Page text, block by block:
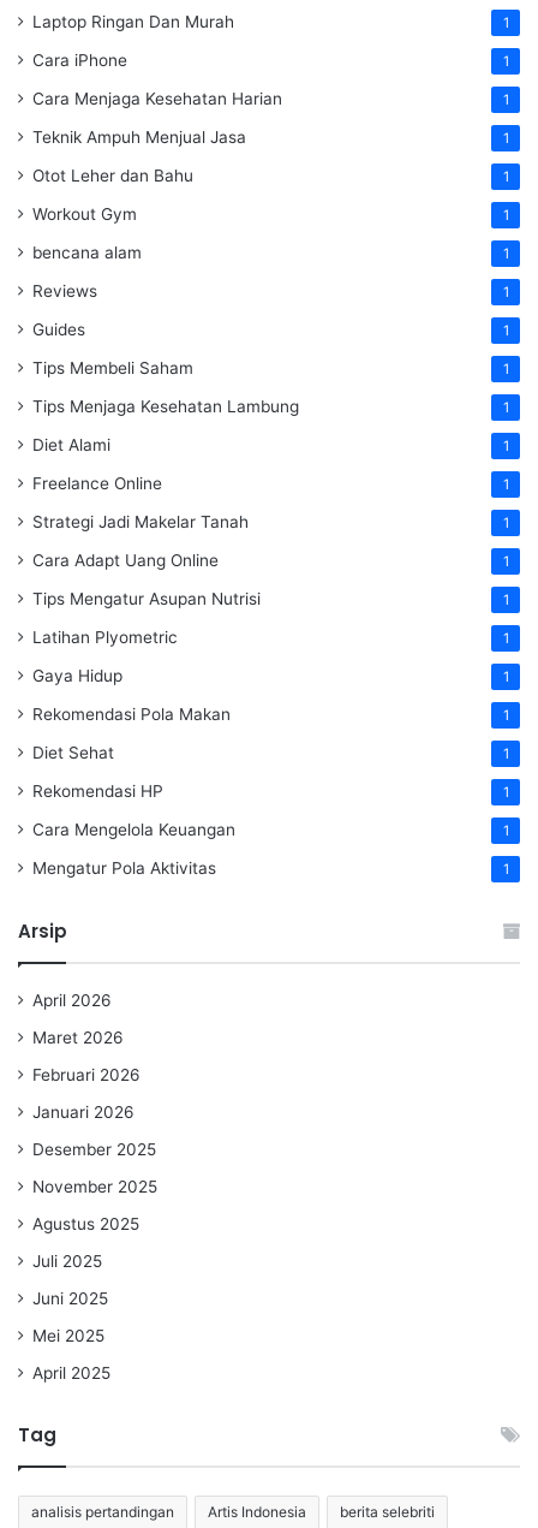
Laptop Ringan Dan Murah 1
Cara iPhone 1
Cara Menjaga Kesehatan Harian 1
Teknik Ampuh Menjual Jasa 1
Otot Leher dan Bahu 1
Workout Gym 1
bencana alam 1
Reviews 1
Guides 1
Tips Membeli Saham 1
Tips Menjaga Kesehatan Lambung 1
Diet Alami 1
Freelance Online 1
Strategi Jadi Makelar Tanah 1
Cara Adapt Uang Online 1
Tips Mengatur Asupan Nutrisi 1
Latihan Plyometric 1
Gaya Hidup 1
Rekomendasi Pola Makan 1
Diet Sehat 1
Rekomendasi HP 1
Cara Mengelola Keuangan 1
Mengatur Pola Aktivitas 1
Arsip
April 2026
Maret 2026
Februari 2026
Januari 2026
Desember 2025
November 2025
Agustus 2025
Juli 2025
Juni 2025
Mei 2025
April 2025
Tag
analisis pertandingan Artis Indonesia berita selebriti